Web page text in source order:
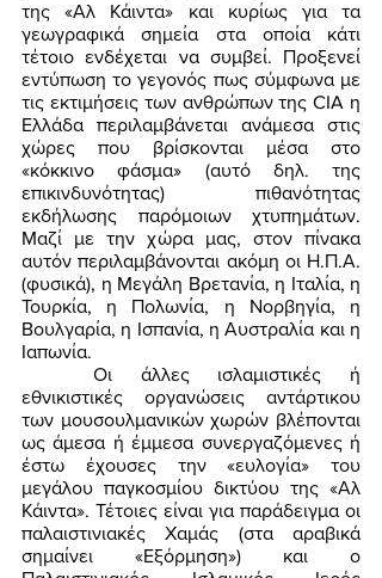
της «Αλ Κάιντα» και κυρίως για τα
γεωγραφικά σημεία στα οποία κάτι
τέτοιο ενδέχεται να συμβεί. Προξενεί
εντύπωση το γεγονός πως σύμφωνα με
τις εκτιμήσεις των ανθρώπων της CIA η
Ελλάδα περιλαμβάνεται ανάμεσα στις
χώρες που βρίσκονται μέσα στο
«κόκκινο φάσμα» (αυτό δηλ. της
επικινδυνότητας) πιθανότητας
εκδήλωσης παρόμοιων χτυπημάτων.
Μαζί με την χώρα μας, στον πίνακα
αυτόν περιλαμβάνονται ακόμη οι Η.Π.Α.
(φυσικά), η Μεγάλη Βρετανία, η Ιταλία, η
Τουρκία, η Πολωνία, η Νορβηγία, η
Βουλγαρία, η Ισπανία, η Αυστραλία και η
Ιαπωνία.
εθνικιστικές οργανώσεις αντάρτικου
των μουσουλμανικών χωρών βλέπονται
ως άμεσα ή έμμεσα συνεργαζόμενες ή
έστω έχουσες την «ευλογία» του
μεγάλου παγκοσμίου δικτύου της «Αλ
Κάιντα». Τέτοιες είναι για παράδειγμα οι
παλαιστινιακές Χαμάς (στα αραβικά
σημαίνει «Εξόρμηση») και ο